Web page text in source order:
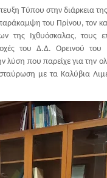
Τύπου στην διάρκεια
του Πρίνου, τον
της Ιχθυόσκαλας, τους
του Δ.Δ. Ορεινού του
που παρείχε για την
με τα Καλύβια